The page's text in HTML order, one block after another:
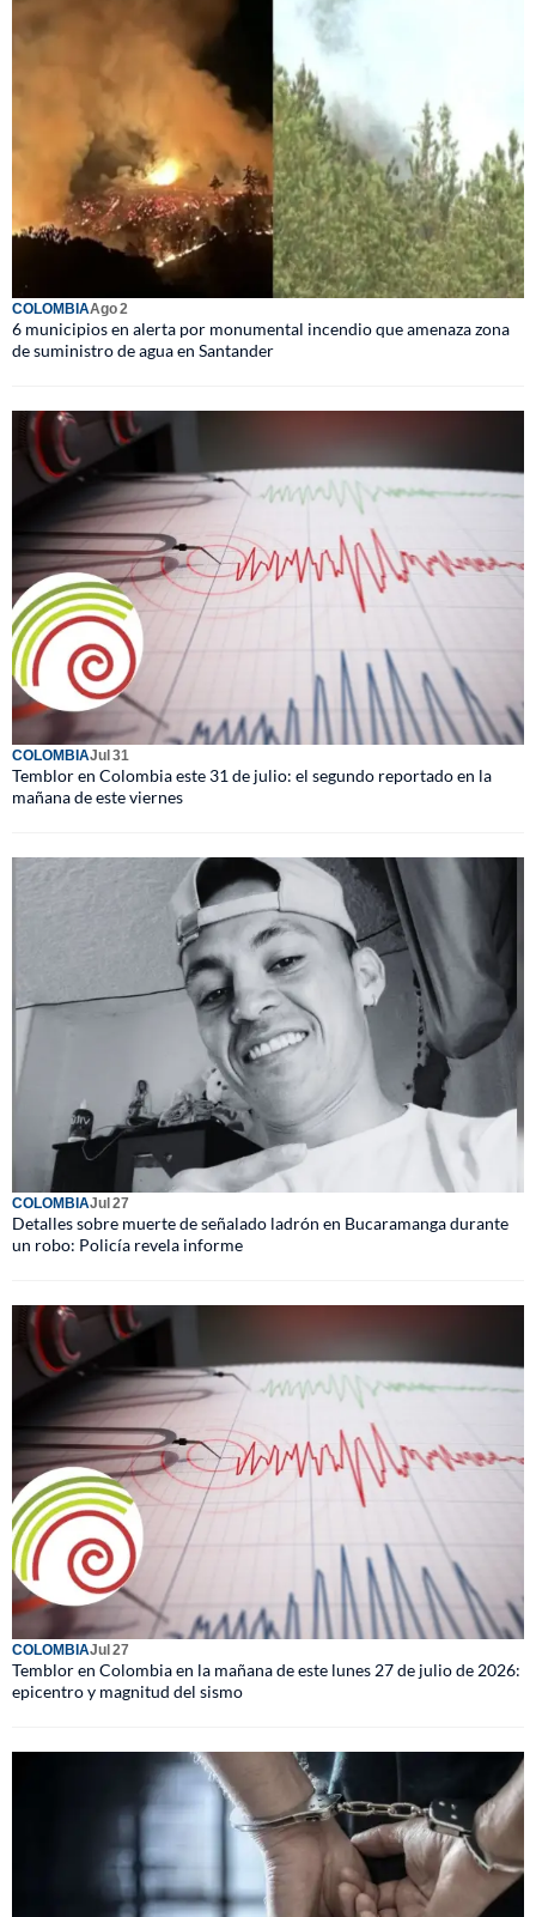
COLOMBIAAgo 2
6 municipios en alerta por monumental incendio que amenaza zona
de suministro de agua en Santander
COLOMBIAJul 31
Temblor en Colombia este 31 de julio: el segundo reportado en la
mañana de este viernes
COLOMBIAJul 27
Detalles sobre muerte de señalado ladrón en Bucaramanga durante
un robo: Policía revela informe
COLOMBIAJul 27
Temblor en Colombia en la mañana de este lunes 27 de julio de 2026:
epicentro y magnitud del sismo